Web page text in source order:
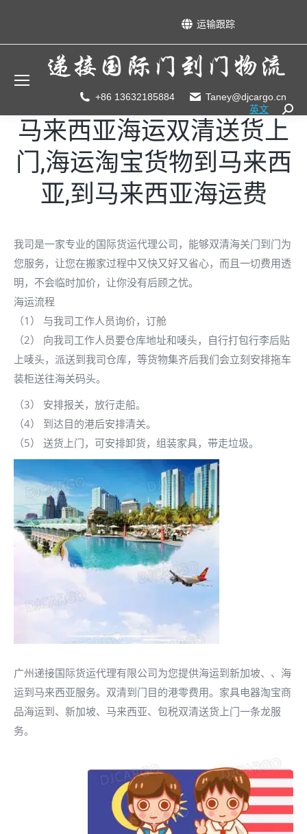
运输跟踪
+86 13632185884
Taney@djcargo.cn
英文
马来西亚海运双清送货上
门,海运淘宝货物到马来西
亚,到马来西亚海运费
我司是一家专业的国际货运代理公司，能够双清海关门到门为
您服务，让您在搬家过程中又快又好又省心，而且一切费用透
明，不会临时加价，让你没有后顾之忧。
海运流程
（1） 与我司工作人员询价，订舱
（2） 向我司工作人员要仓库地址和唛头，自行打包行李后贴
上唛头，派送到我司仓库，等货物集齐后我们会立刻安排拖车
装柜送往海关码头。
（3） 安排报关，放行走船。
（4） 到达目的港后安排清关。
（5） 送货上门，可安排卸货，组装家具，带走垃圾。
广州递接国际货运代理有限公司为您提供海运到新加坡、、海
运到马来西亚服务。双清到门目的港零费用。家具电器淘宝商
品海运到、新加坡、马来西亚、包税双清送货上门一条龙服
务。